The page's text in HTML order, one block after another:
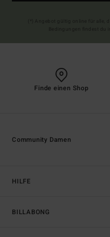
Finde einen Shop
HILFE
BILLABONG
Community Damen